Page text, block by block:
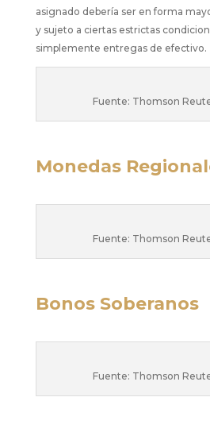
asignado debería ser en forma
y sujeto a ciertas estrictas
simplemente entregas de efectivo.
Fuente: Thomson
Monedas
Fuente: Thomson
Bonos Soberanos
Fuente: Thomson